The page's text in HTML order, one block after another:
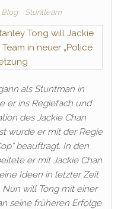
Blog Stuntteam
als Stuntman in
er ins Regiefach und
des Jackie Chan
wurde er mit der Regie
beauftragt. In den
er mit Jackie Chan
Ideen in letzter Zeit
will Tong mit einer
seine früheren Erfolge